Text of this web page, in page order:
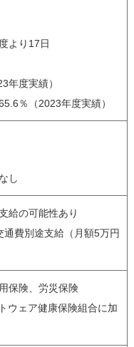
より17日
年度実績）
％（2023年度実績）
し
給の可能性あり
費別途支給（月額5万円
保険、労災保険
ウェア健康保険組合に加